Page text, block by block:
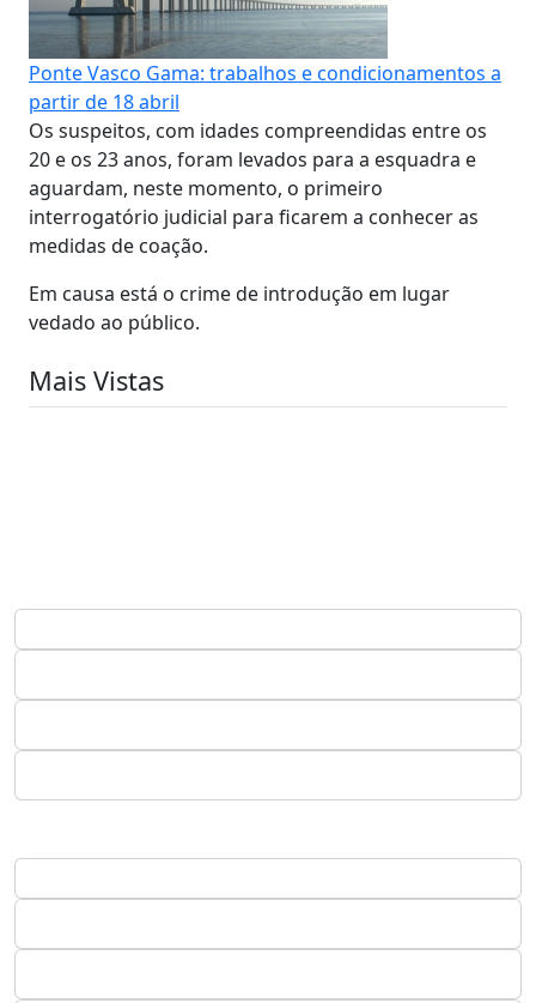
Ponte Vasco Gama: trabalhos e condicionamentos a
partir de 18 abril
Os suspeitos, com idades compreendidas entre os
20 e os 23 anos, foram levados para a esquadra e
aguardam, neste momento, o primeiro
interrogatório judicial para ficarem a conhecer as
medidas de coação.
Em causa está o crime de introdução em lugar
vedado ao público.
Mais Vistas